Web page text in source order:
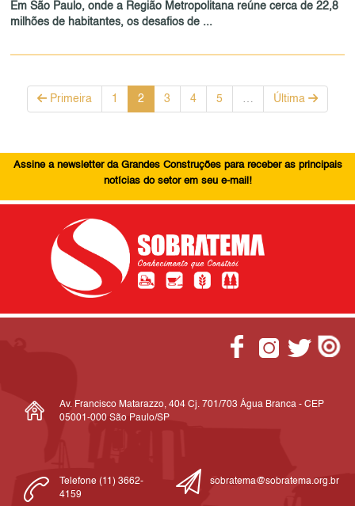
Em São Paulo, onde a Região Metropolitana reúne cerca de 22,8
milhões de habitantes, os desafios de ...
Primeira 1 2 3 4 5 … Última
Assine a newsletter da Grandes Construções para receber as principais
notícias do setor em seu e-mail!
Av. Francisco Matarazzo, 404 Cj. 701/703 Água Branca - CEP
05001-000 São Paulo/SP
Telefone (11) 3662-
4159
sobratema@sobratema.org.br